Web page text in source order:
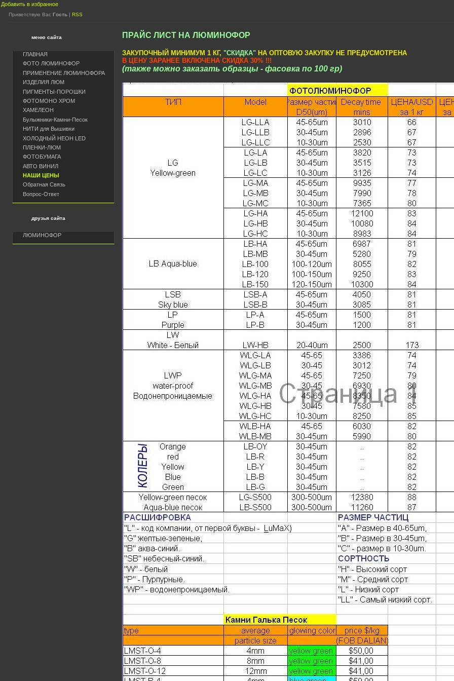
Добавить в избранное
Приветствую Вас Гость | RSS
меню сайта
ГЛАВНАЯ
ФОТО ЛЮМИНОФОР
ПРИМЕНЕНИЕ ЛЮМИНОФОРА
ИЗДЕЛИЯ ЛЮМ
ПИГМЕНТЫ-ПОРОШКИ
ФОТОМОНО ХРОМ
ХАМЕЛЕОН
Булыжники-Камни-Песок
НИТИ для Вышивки
ХОЛОДНЫЙ НЕОН LED
ПЛЕНКИ-ЛЮМ
ФОТОБУМАГА
АВТО ВИНИЛ
НАШИ ЦЕНЫ
Обратная Связь
Вопрос-Ответ
друзья сайта
ЛЮМИНОФОР
ПРАЙС ЛИСТ НА ЛЮМИНОФОР
ЗАКУПОЧНЫЙ МИНИМУМ 1 КГ, "СКИДКА" НА ОПТОВУЮ ЗАКУПКУ НЕ ПРЕДУСМОТРЕНА
В ЦЕНУ ЗАРАНЕЕ ВКЛЮЧЕНА СКИДКА 30% !!!
(также можно заказать образцы - фасовка по 100 гр)